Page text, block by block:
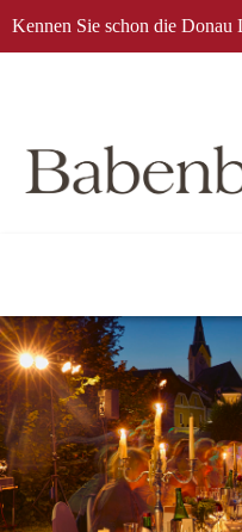
Kennen Sie schon die Donau